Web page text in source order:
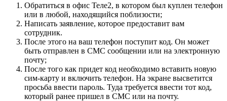
Обратиться в офис Теле2, в котором был куплен телефон
или в любой, находящийся поблизости;
Написать заявление, которое предоставит вам
сотрудник.
После этого на ваш телефон поступит код. Он может
быть отправлен в СМС сообщении или на электронную
почту;
После того как придет код необходимо вставить новую
сим-карту и включить телефон. На экране высветится
просьба ввести пароль. Туда требуется ввести тот код,
который ранее пришел в СМС или на почту.